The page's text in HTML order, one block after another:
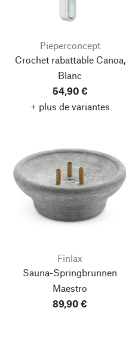
Pieperconcept
Crochet rabattable Canoa,
Blanc
54,90 €
+ plus de variantes
Finlax
Sauna-Springbrunnen
Maestro
89,90 €